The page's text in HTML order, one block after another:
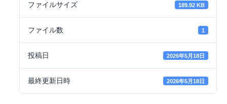
ファイルサイズ 189.92 KB
ファイル数 1
投稿日 2026年5月18日
最終更新日時 2026年5月18日